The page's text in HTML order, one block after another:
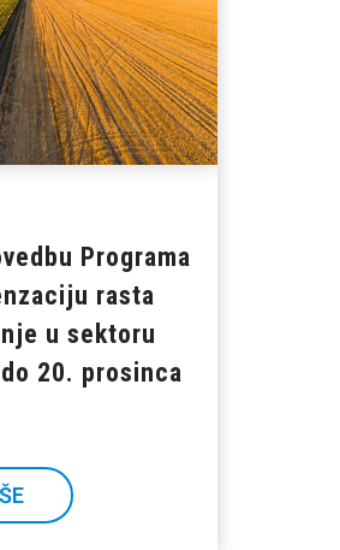
Programa
rasta
u sektoru
20. prosinca